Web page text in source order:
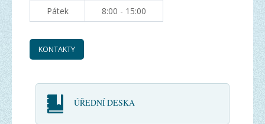
Pátek
8:00 - 15:00
KONTAKTY
ÚŘEDNÍ DESKA